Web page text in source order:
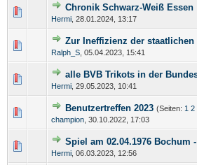
Chronik Schwarz-Weiß Essen
Hermi 28.01.2024, 13:17
Zur Ineffizienz der staatlichen
Ralph_S 05.04.2023, 15:41
alle BVB Trikots in der
Hermi 29.05.2023, 10:41
Benutzertreffen 2023 (Seiten: 1 2
champion 30.10.2022, 17:03
Spiel am 02.04.1976 Bochum
Hermi 06.03.2023, 12:56